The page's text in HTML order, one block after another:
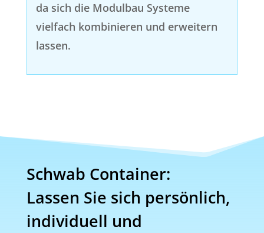
da sich die Modulbau Systeme
vielfach kombinieren und erweitern
lassen.
Schwab Container:
Lassen Sie sich persönlich,
individuell und